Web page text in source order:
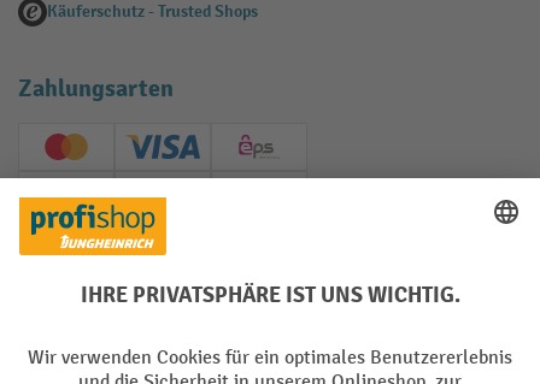
Käuferschutz - Trusted Shops
Zahlungsarten
Creditcard (Master)Creditcard (Visa)
EPS
PayPal
Soziale Netzwerke